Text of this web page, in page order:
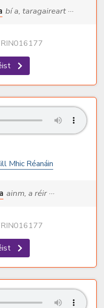
bí a, taragaireart ···
Mhic Réanáin
a ainm, a réir ···